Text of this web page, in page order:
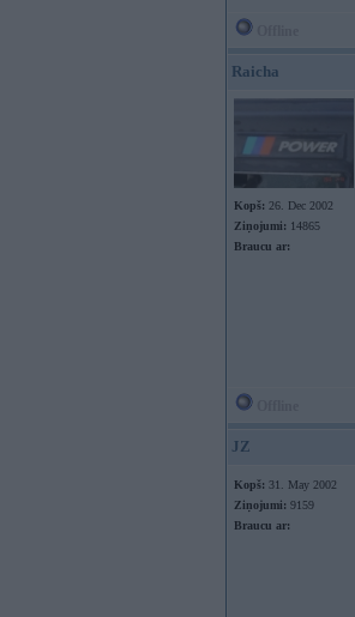
Raicha
Kopš: 26. Dec 2002
Ziņojumi: 14865
Braucu ar:
JZ
Kopš: 31. May 2002
Ziņojumi: 9159
Braucu ar: